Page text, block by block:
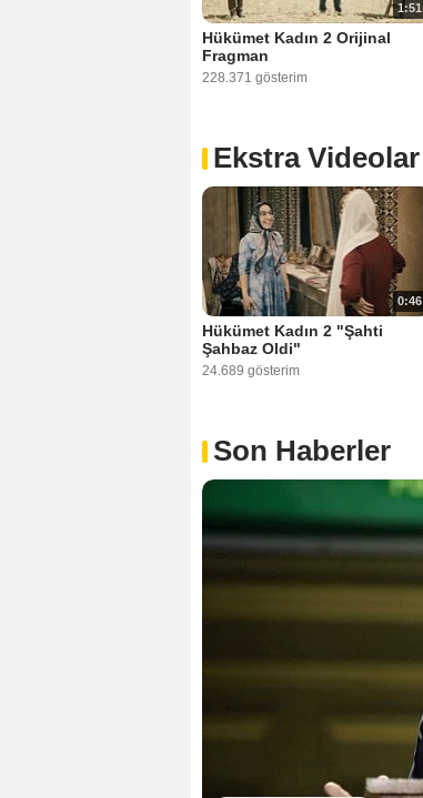
1:51
Hükümet Kadın 2 Orijinal
Fragman
228.371 gösterim
Ekstra Videolar
0:46
Hükümet Kadın 2 "Şahti
Şahbaz Oldi"
24.689 gösterim
Son Haberler